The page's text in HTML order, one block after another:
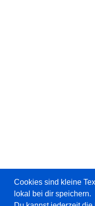
Cookies sind kleine
lokal bei dir speichern.